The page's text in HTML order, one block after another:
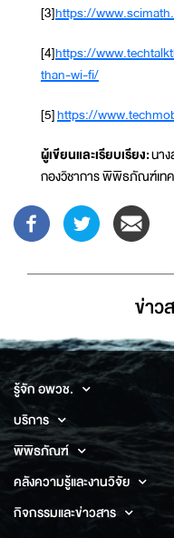
[3]https://
[4]https://
than-wi-fi/
[5]https://
ผู้เขียนและเรียบเรียง:นา
กองวิชาการ พิพิธภัณฑ์เทค
ข่าว
รู้จัก อพวช.
บริการ
พิพิธภัณฑ์
คลังความรู้และงานวิจัย
กิจกรรมและข่าวสาร